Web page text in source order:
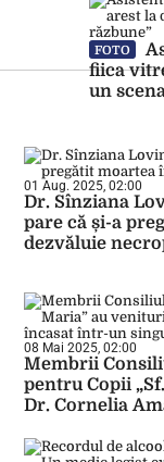
FOTO
fiica
un
01 Aug. 2025, 02:00
Dr. Sînziana
pare că și-a
dezvăluie
08 Mai 2025, 02:00
Membrii
pentru Copii
Dr. Cornelia